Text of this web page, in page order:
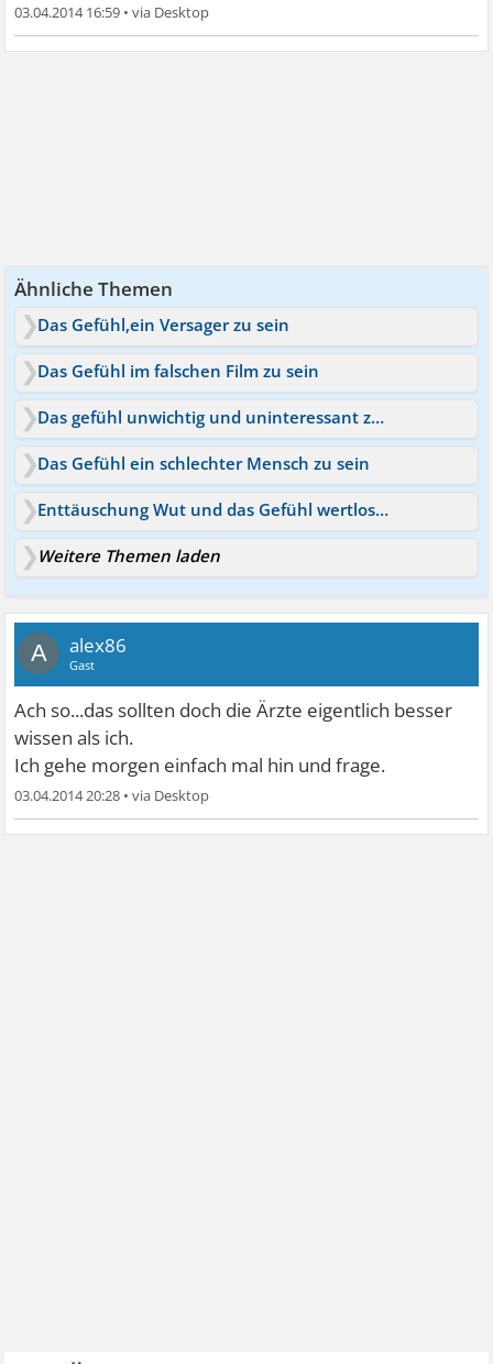
03.04.2014 16:59 •
Ähnliche Themen
Das Gefühl,ein Versager zu sein
Das Gefühl im falschen Film zu sein
Das gefühl unwichtig und uninteressant zu sein
Das Gefühl ein schlechter Mensch zu sein
Enttäuschung Wut und das Gefühl wertlos zu sein
Weitere Themen laden
A alex86
Gast
Ach so...das sollten doch die Ärzte eigentlich besser
wissen als ich.
Ich gehe morgen einfach mal hin und frage.
03.04.2014 20:28 •